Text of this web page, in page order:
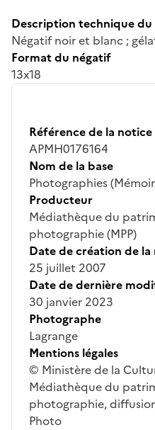
Description technique
Négatif noir et blanc ;
Format du négatif
13x18
Référence de la notice
APMH0176164
Nom de la base
Photographies
Producteur
Médiathèque du
photographie (MPP)
Date de création de
25 juillet 2007
Date de dernière
30 janvier 2023
Photographe
Lagrange
Mentions légales
© Ministère de la
Médiathèque du
photographie,
Photo